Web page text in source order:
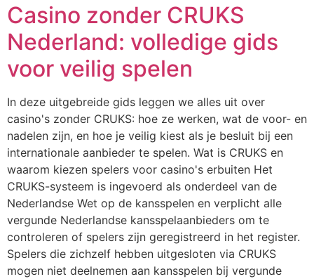
Casino zonder CRUKS
Nederland: volledige gids
voor veilig spelen
In deze uitgebreide gids leggen we alles uit over
casino's zonder CRUKS: hoe ze werken, wat de voor- en
nadelen zijn, en hoe je veilig kiest als je besluit bij een
internationale aanbieder te spelen. Wat is CRUKS en
waarom kiezen spelers voor casino's erbuiten Het
CRUKS-systeem is ingevoerd als onderdeel van de
Nederlandse Wet op de kansspelen en verplicht alle
vergunde Nederlandse kansspelaanbieders om te
controleren of spelers zijn geregistreerd in het register.
Spelers die zichzelf hebben uitgesloten via CRUKS
mogen niet deelnemen aan kansspelen bij vergunde